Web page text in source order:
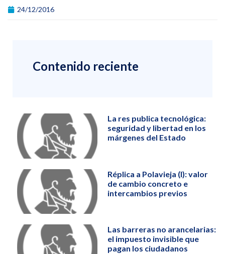
24/12/2016
Contenido reciente
La res publica tecnológica:
seguridad y libertad en los
márgenes del Estado
Réplica a Polavieja (I): valor
de cambio concreto e
intercambios previos
Las barreras no arancelarias:
el impuesto invisible que
pagan los ciudadanos